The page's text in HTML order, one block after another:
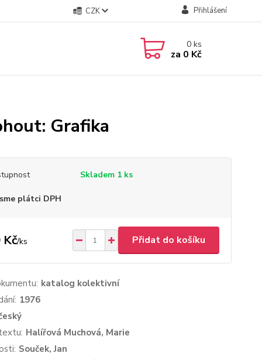
CZK Přihlášení
0ks
za 0 Kč
Grafika
Skladem 1 ks
plátci DPH
Kč/ks Přidat do košíku
katalog kolektivní
1976
Halířová Muchová, Marie
Souček, Jan